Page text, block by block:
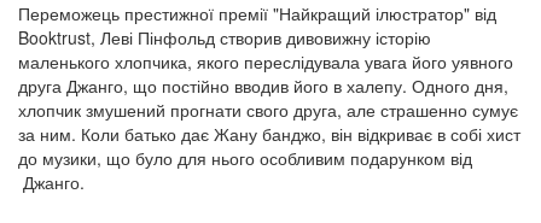
Переможець престижної премії "Найкращий ілюстратор" від
Booktrust, Леві Пінфольд створив дивовижну історію
маленького хлопчика, якого переслідувала увага його уявного
друга Джанго, що постійно вводив його в халепу. Одного дня,
хлопчик змушений прогнати свого друга, але страшенно сумує
за ним. Коли батько дає Жану банджо, він відкриває в собі хист
до музики, що було для нього особливим подарунком від
Джанго.